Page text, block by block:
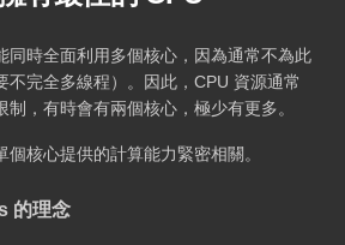
同時全面利用多個核心，因為通常不為此
不完全多線程）。因此，CPU 資源通常
，有時會有兩個核心，極少有更多。
核心提供的計算能力緊密相關。
的理念